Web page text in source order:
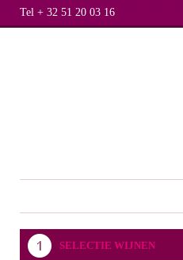
Tel + 32 51 20 03 16
SELECTIE WIJNEN